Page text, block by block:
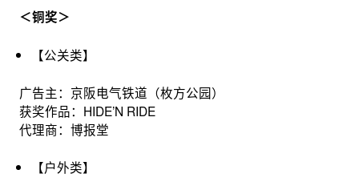
＜铜奖＞
【公关类】
广告主：京阪电气铁道（枚方公园）
获奖作品：HIDE’N RIDE
代理商：博报堂
【户外类】